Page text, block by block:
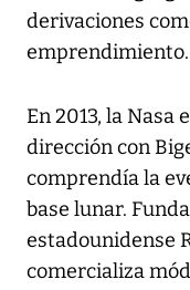
derivaciones
emprendimiento.
En 2013, la Nasa
dirección con
comprendía la
base lunar.
estadounidense
comercializa